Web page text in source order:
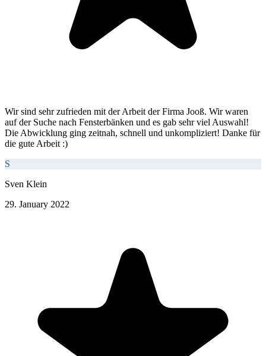
Wir sind sehr zufrieden mit der Arbeit der Firma Jooß. Wir waren
auf der Suche nach Fensterbänken und es gab sehr viel Auswahl!
Die Abwicklung ging zeitnah, schnell und unkompliziert! Danke für
die gute Arbeit :)
S
Sven Klein
29. January 2022